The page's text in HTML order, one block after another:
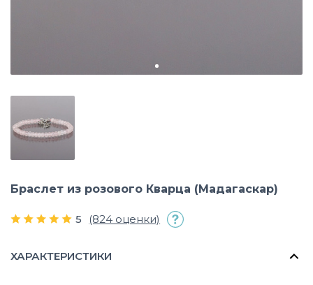
Браслет из розового Кварца (Мадагаскар)
5 (824 оценки)
ХАРАКТЕРИСТИКИ